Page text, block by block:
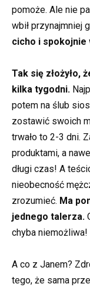
pomoże. Ale nie
wbił przynajmniej
cicho i spokojnie
Tak się złożyło,
kilka tygodni.
potem na ślub
zostawić swoich
trwało to 2-3 dni.
produktami, a
długi czas! A
nieobecność
zrozumieć. Ma
jednego talerza.
chyba niemożliwa!
A co z Janem?
tego, że sama